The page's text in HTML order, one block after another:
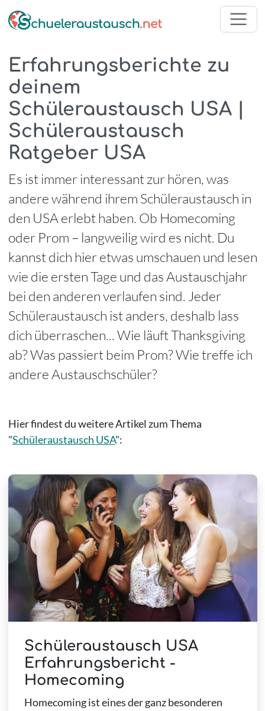
Erfahrungsberichte zu
deinem
Schüleraustausch USA |
Schüleraustausch
Ratgeber USA
Es ist immer interessant zur hören, was
andere während ihrem Schüleraustausch in
den USA erlebt haben. Ob Homecoming
oder Prom – langweilig wird es nicht. Du
kannst dich hier etwas umschauen und lesen
wie die ersten Tage und das Austauschjahr
bei den anderen verlaufen sind. Jeder
Schüleraustausch ist anders, deshalb lass
dich überraschen... Wie läuft Thanksgiving
ab? Was passiert beim Prom? Wie treffe ich
andere Austauschschüler?
Hier findest du weitere Artikel zum Thema
"Schüleraustausch USA":
Schüleraustausch USA
Erfahrungsbericht -
Homecoming
Homecoming ist eines der ganz besonderen